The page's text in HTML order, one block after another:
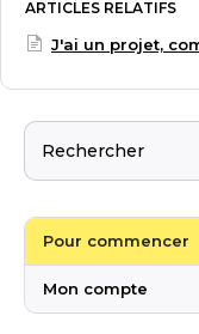
ARTICLES RELATIFS
J'ai un projet,
Pour commencer
Mon compte